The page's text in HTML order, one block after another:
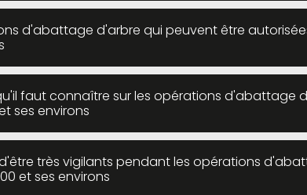
d'abattage d'arbre qui peuvent être
faut connaître sur les opérations d'abattage
ses environs
très vigilants pendant les opérations
et ses environs